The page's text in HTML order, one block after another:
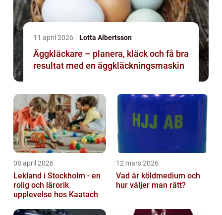
11 april 2026 Lotta Albertsson
Äggkläckare – planera, kläck och få bra
resultat med en äggkläckningsmaskin
08 april 2026
Lekland i Stockholm - en
rolig och lärorik
upplevelse hos Kaatach
12 mars 2026
Vad är köldmedium och
hur väljer man rätt?